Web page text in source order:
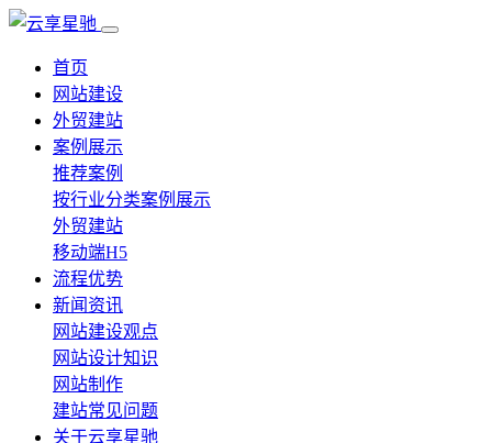
首页
网站建设
外贸建站
案例展示
推荐案例
按行业分类案例展示
外贸建站
移动端H5
流程优势
新闻资讯
网站建设观点
网站设计知识
网站制作
建站常见问题
关于云享星驰